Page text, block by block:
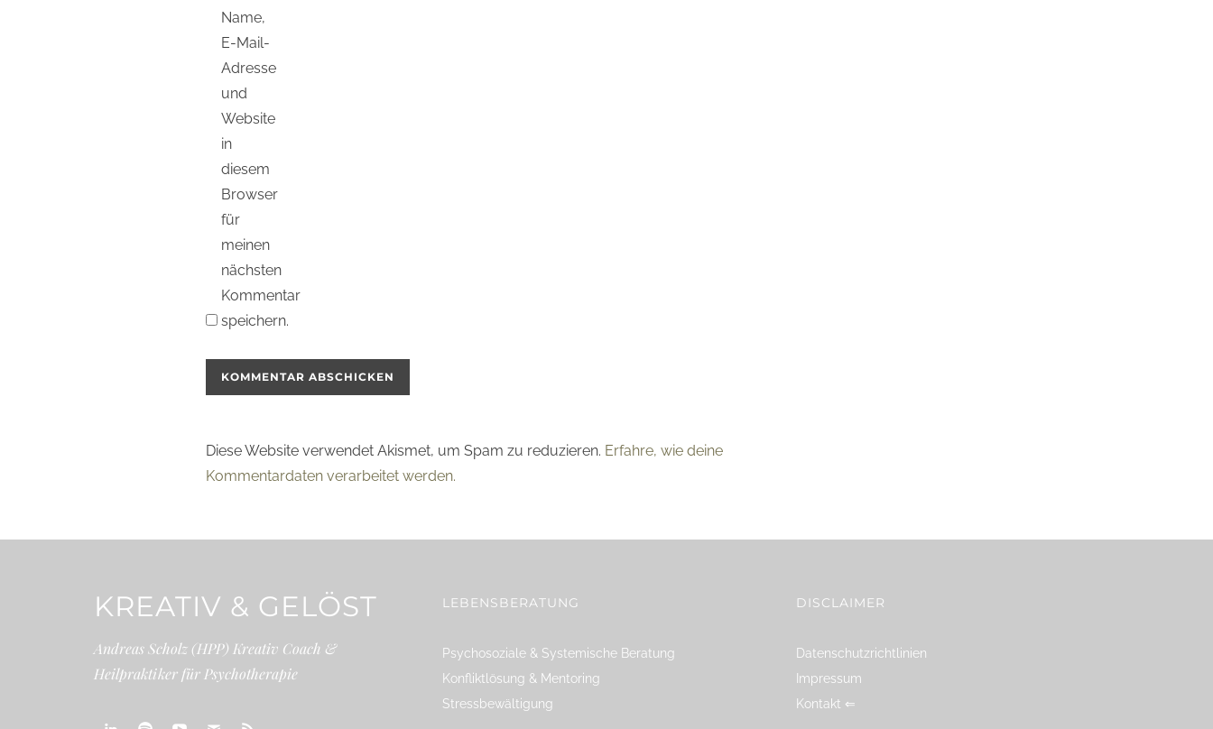
Name,
E-Mail-
Adresse
und
Website
in
diesem
Browser
für
meinen
nächsten
Kommentar
speichern.
Diese Website verwendet Akismet, um Spam zu reduzieren. Erfahre, wie deine
Kommentardaten verarbeitet werden.
KREATIV & GELÖST
Andreas Scholz (HPP) Kreativ Coach &
Heilpraktiker für Psychotherapie
LEBENSBERATUNG
Psychosoziale & Systemische Beratung
Konfliktlösung & Mentoring
Stressbewältigung
DISCLAIMER
Datenschutzrichtlinien
Impressum
Kontakt ⇐